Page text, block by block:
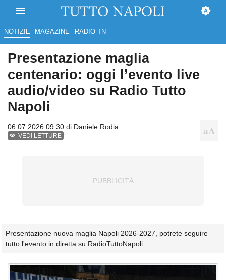
NOTIZIE MAGAZINE RADIO TN
Presentazione maglia
centenario: oggi l’evento live
audio/video su Radio Tutto
Napoli
06.07.2026 09:30 di Daniele Rodia
VEDI LETTURE
Presentazione nuova maglia Napoli 2026-2027, potrete seguire
tutto l'evento in diretta su RadioTuttoNapoli